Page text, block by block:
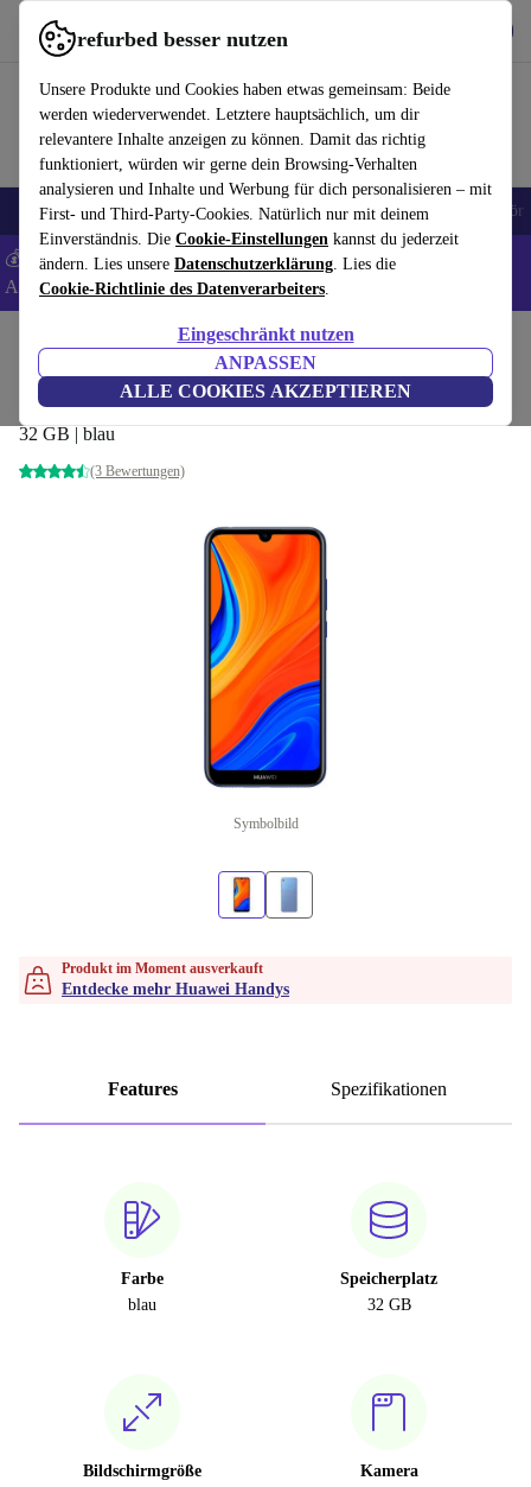
refurbed besser nutzen
Unsere Produkte und Cookies haben etwas gemeinsam: Beide
werden wiederverwendet. Letztere hauptsächlich, um dir
relevantere Inhalte anzeigen zu können. Damit das richtig
funktioniert, würden wir gerne dein Browsing-Verhalten
analysieren und Inhalte und Werbung für dich personalisieren – mit
First- und Third-Party-Cookies. Natürlich nur mit deinem
Einverständnis. Die Cookie-Einstellungen kannst du jederzeit
ändern. Lies unsere Datenschutzerklärung. Lies die
Cookie-Richtlinie des Datenverarbeiters.
Eingeschränkt nutzen
ANPASSEN
ALLE COOKIES AKZEPTIEREN
refurbed schnell und einfach nutzen
🎒 Back to school Handys Laptops Tablets Smartwatches Zubehör
💰 Extra -5% auf Samsung- und Google-Smartphones - Code:
ANDROID5 -AGB
Handys & Smartphones Huawei Handys
Huawei Y6s
32 GB | blau
(3 Bewertungen)
Symbolbild
Produkt im Moment ausverkauft
Entdecke mehr Huawei Handys
Features Spezifikationen
Farbe
blau
Speicherplatz
32 GB
Bildschirmgröße
Kamera